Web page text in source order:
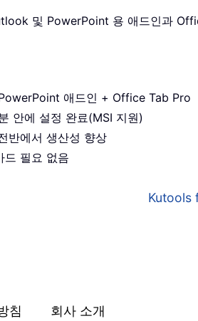
및 PowerPoint 용 애드인과
애드인 + Office Tab Pro
안에 설정 완료(MSI 지원)
에서 생산성 향상
필요 없음
Kutools
침 회사 소개